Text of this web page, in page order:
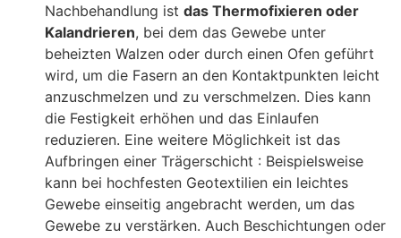
Nachbehandlung ist das Thermofixieren oder
Kalandrieren, bei dem das Gewebe unter
beheizten Walzen oder durch einen Ofen geführt
wird, um die Fasern an den Kontaktpunkten leicht
anzuschmelzen und zu verschmelzen. Dies kann
die Festigkeit erhöhen und das Einlaufen
reduzieren. Eine weitere Möglichkeit ist das
Aufbringen einer Trägerschicht : Beispielsweise
kann bei hochfesten Geotextilien ein leichtes
Gewebe einseitig angebracht werden, um das
Gewebe zu verstärken. Auch Beschichtungen oder